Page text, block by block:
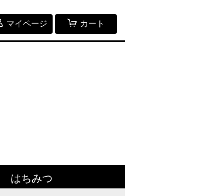
マイページ カート
はちみつ